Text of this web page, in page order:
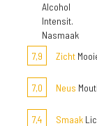
Alcohol
Intensit.
Nasmaak
7,9
Zicht
7,0 Neus
7,4 Smaak